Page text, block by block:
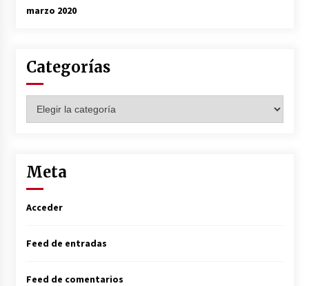
marzo 2020
Categorías
Meta
Acceder
Feed de entradas
Feed de comentarios